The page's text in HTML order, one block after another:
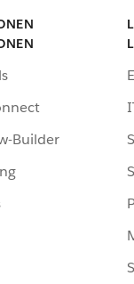
Builder